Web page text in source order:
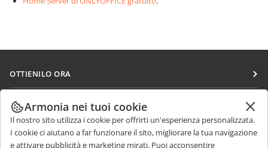
OTTIENILO ORA
Docs
DocSpace
Workspace
COLLABORA
Per i contributori
Per i traduttori
RICEVI NOTIZIE
Armonia nei tuoi cookie
Il nostro sito utilizza i cookie per offrirti un'esperienza personalizzata.
I cookie ci aiutano a far funzionare il sito, migliorare la tua navigazione
e attivare pubblicità e marketing mirati. Puoi acconsentire